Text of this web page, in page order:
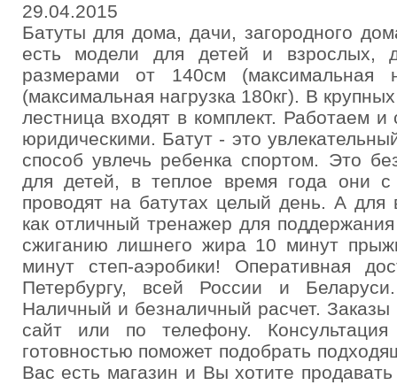
29.04.2015
Батуты для дома, дачи, загородного
есть модели для детей и взрослых,
размерами от 140см (максимальная
(максимальная нагрузка 180кг). В
лестница входят в комплект. Работаем
юридическими. Батут - это
способ увлечь ребенка спортом. Это
для детей, в теплое время года они с
проводят на батутах целый день. А для
как отличный тренажер для
сжиганию лишнего жира 10 минут
минут степ-аэробики! Оперативная
Петербургу, всей России и
Наличный и безналичный расчет.
сайт или по телефону.
готовностью поможет подобрать
Вас есть магазин и Вы хотите